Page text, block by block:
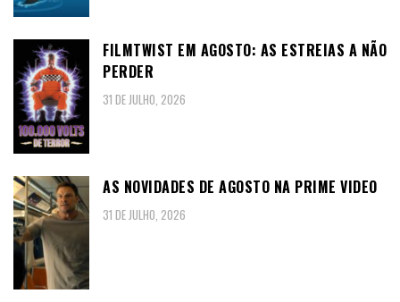
FILMTWIST EM AGOSTO: AS ESTREIAS A NÃO
PERDER
31 DE JULHO, 2026
AS NOVIDADES DE AGOSTO NA PRIME VIDEO
31 DE JULHO, 2026